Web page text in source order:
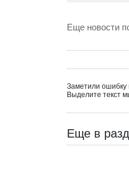
Еще новости
Заметили ошибку
Выделите текст
Еще в